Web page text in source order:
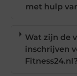
met hulp
Wat zijn de
inschrijven
Fitness24.nl?